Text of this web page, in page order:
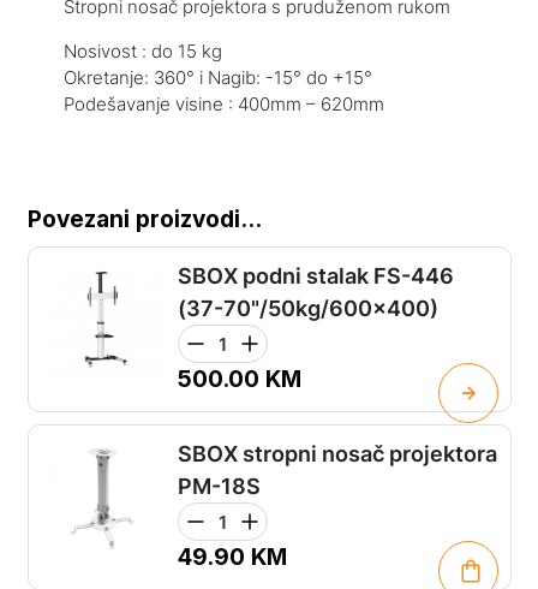
Stropni nosač projektora s pruduženom rukom
Nosivost : do 15 kg
Okretanje: 360° i Nagib: -15° do +15°
Podešavanje visine : 400mm – 620mm
Povezani proizvodi...
SBOX podni stalak FS-446
(37-70"/50kg/600x400)
500.00 KM
SBOX stropni nosač projektora
PM-18S
49.90 KM